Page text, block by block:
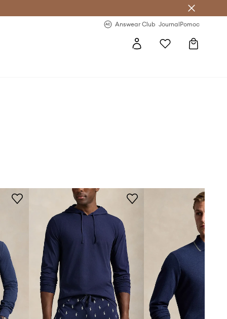
Answear Club JournalPomoc